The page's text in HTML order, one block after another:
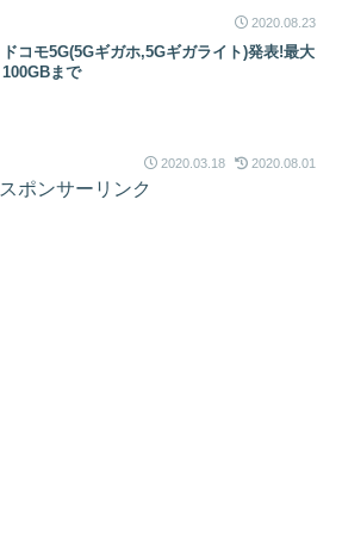
2020.08.23
ドコモ5G(5Gギガホ,5Gギガライト)発表!最大
100GBまで
2020.03.18 2020.08.01
スポンサーリンク